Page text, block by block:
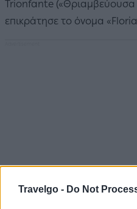
Travelgo - Do Not
Trionfante («Θριαμβεύουσα
επικράτησε το όνομα